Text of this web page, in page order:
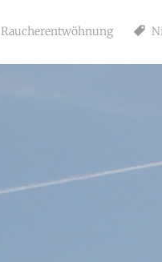
Raucherentwöhnung